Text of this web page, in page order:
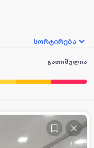
სორტირება
გათიშულია